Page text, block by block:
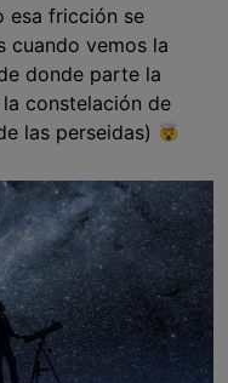
esa fricción se
cuando vemos la
donde parte la
constelación de
las perseidas)